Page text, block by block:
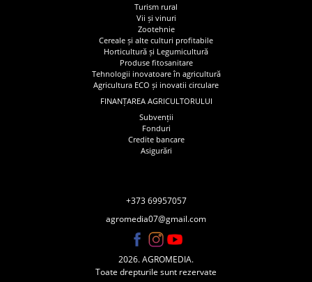
Turism rural
Vii și vinuri
Zootehnie
Cereale și alte culturi profitabile
Horticultură și Legumicultură
Produse fitosanitare
Tehnologii inovatoare în agricultură
Agricultura ECO și inovatii circulare
FINANȚAREA AGRICULTORULUI
Subvenții
Fonduri
Credite bancare
Asigurări
+373 69957057
agromedia07@gmail.com
2026. AGROMEDIA.
Toate drepturile sunt rezervate